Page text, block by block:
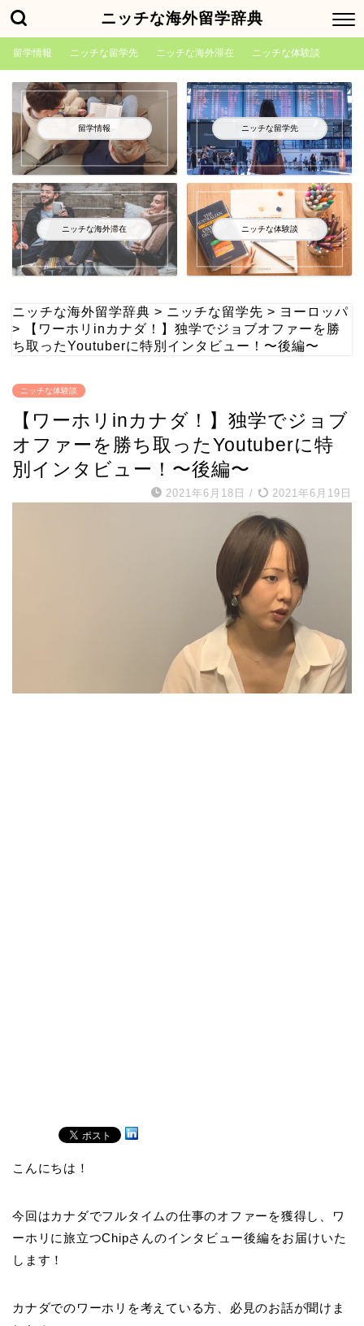
ニッチな海外留学辞典
留学情報 ニッチな留学先 ニッチな海外滞在 ニッチな体験談
留学情報 ニッチな留学先
ニッチな海外滞在 ニッチな体験談
ニッチな海外留学辞典 > ニッチな留学先 > ヨーロッパ
>
【ワーホリinカナダ！】独学でジョブオファーを勝
ち取ったYoutuberに特別インタビュー！〜後編〜
ニッチな体験談
【ワーホリinカナダ！】独学でジョブ
オファーを勝ち取ったYoutuberに特
別インタビュー！〜後編〜
2021年6月18日 / 2021年6月19日
こんにちは！
今回はカナダでフルタイムの仕事のオファーを獲得し、ワ
ーホリに旅立つChipさんのインタビュー後編をお届けいた
します！
カナダでのワーホリを考えている方、必見のお話が聞けま